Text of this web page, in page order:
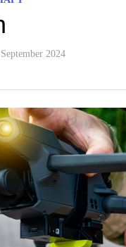
2024